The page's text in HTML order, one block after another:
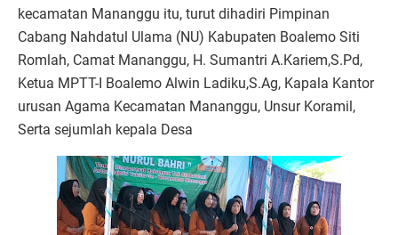
kecamatan Mananggu itu, turut dihadiri Pimpinan
Cabang Nahdatul Ulama (NU) Kabupaten Boalemo Siti
Romlah, Camat Mananggu, H. Sumantri A.Kariem,S.Pd,
Ketua MPTT-I Boalemo Alwin Ladiku,S.Ag, Kapala Kantor
urusan Agama Kecamatan Mananggu, Unsur Koramil,
Serta sejumlah kepala Desa